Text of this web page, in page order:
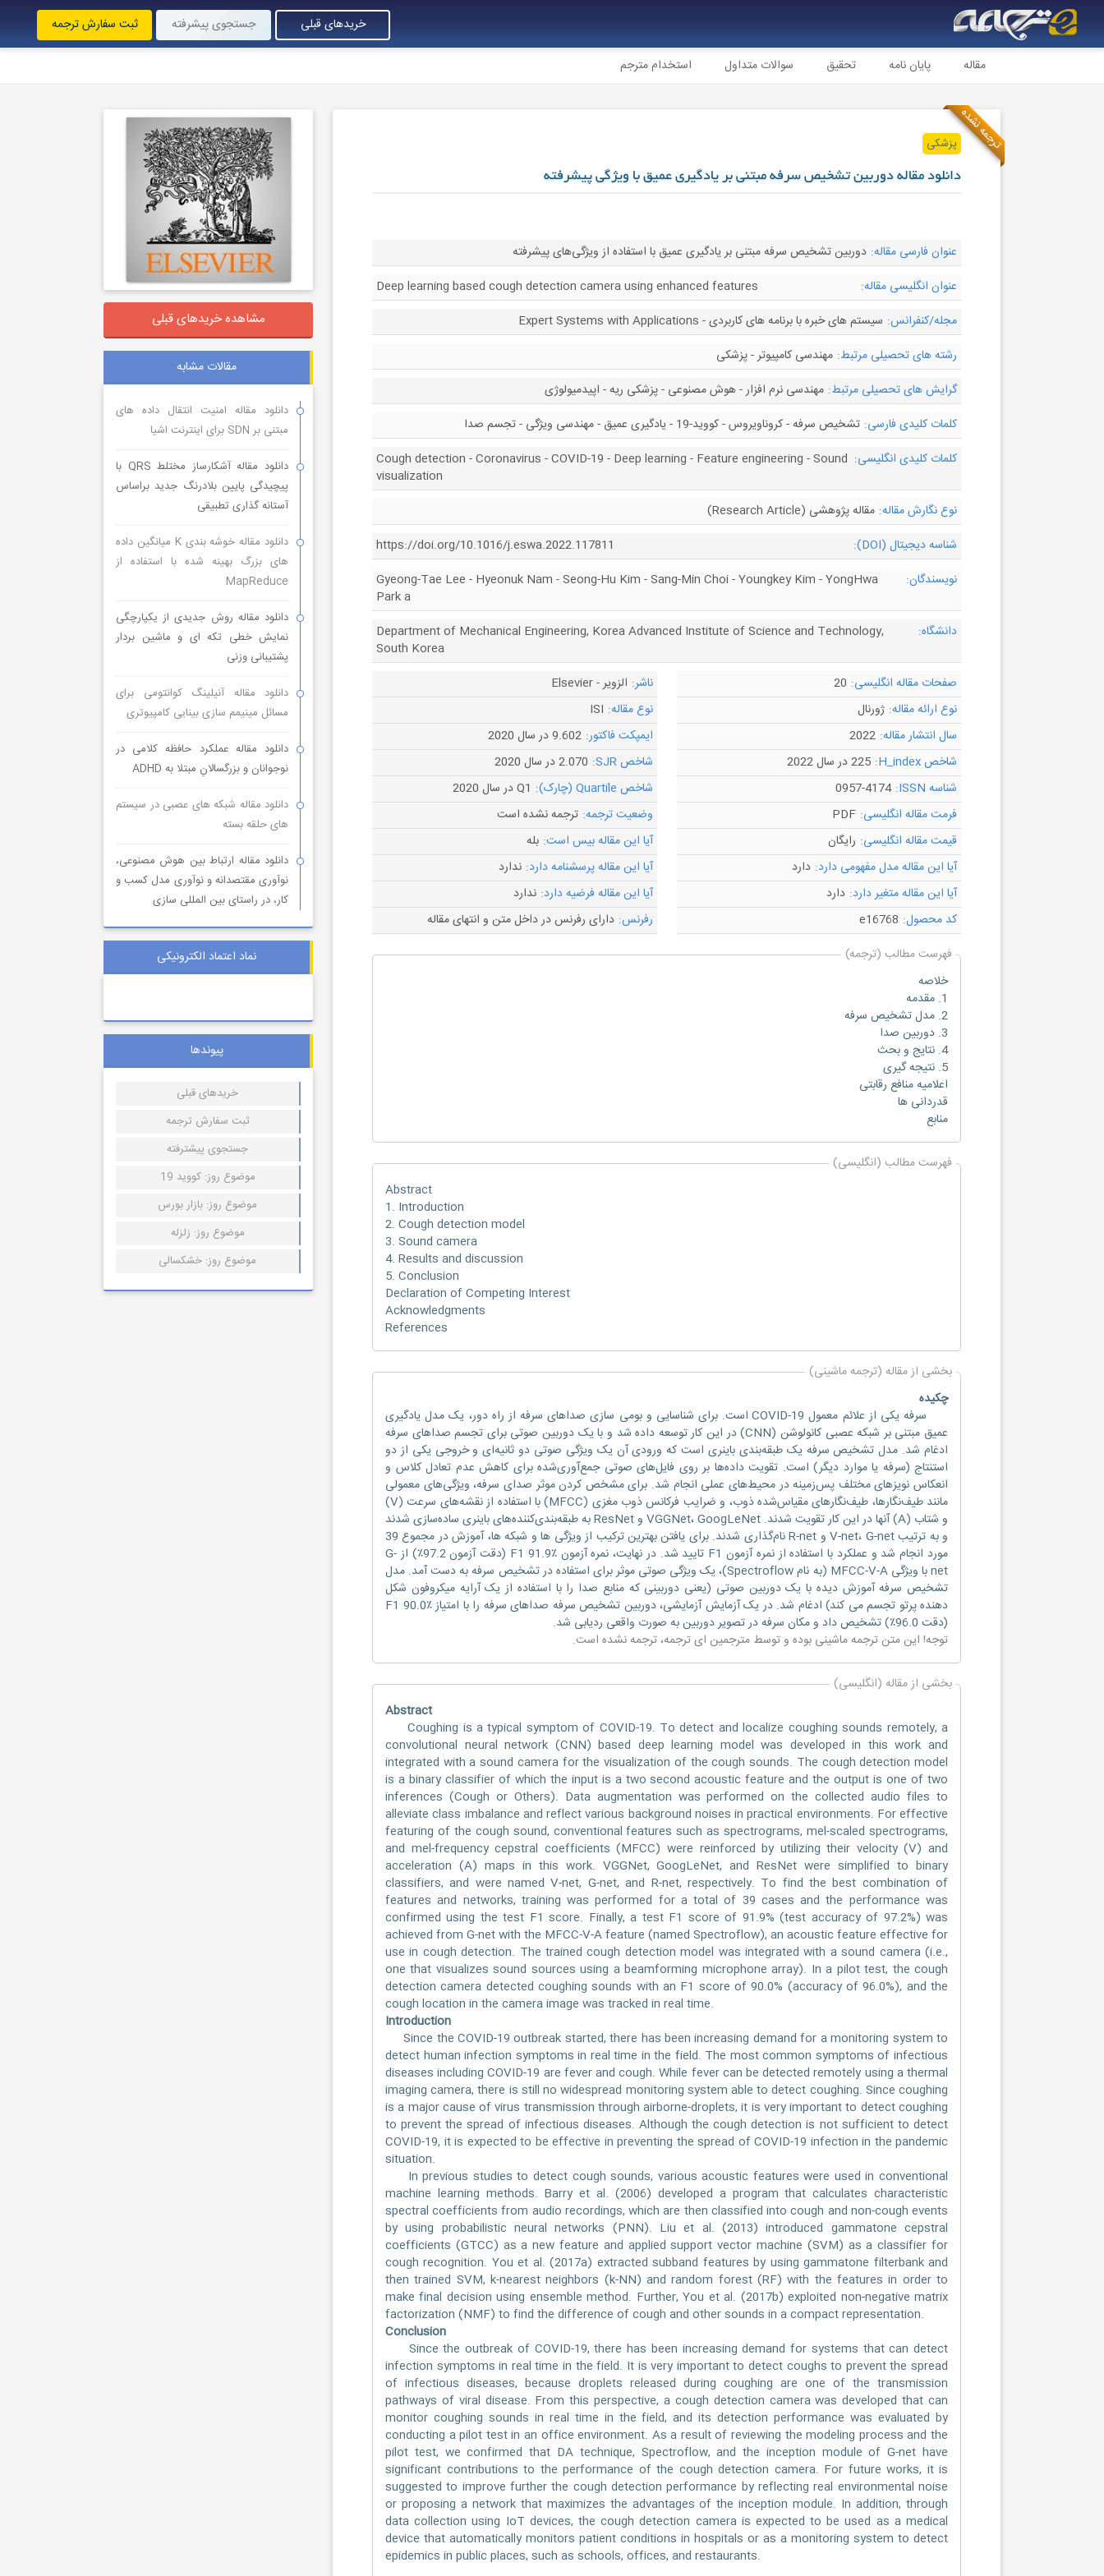
خریدهای قبلی جستجوی پیشرفته ثبت سفارش ترجمه
مقاله پایان نامه تحقیق سوالات متداول استخدام مترجم
ترجمه نشدهپزشکی
دانلود مقاله دوربین تشخیص سرفه مبتنی بر یادگیری عمیق با ویژگی‌ پیشرفته
عنوان فارسی مقاله: دوربین تشخیص سرفه مبتنی بر یادگیری عمیق با استفاده از ویژگی‌های پیشرفته
عنوان انگلیسی مقاله:
Deep learning based cough detection camera using enhanced features
مجله/کنفرانس: سیستم های خبره با برنامه های کاربردی - Expert Systems with Applications
رشته های تحصیلی مرتبط: مهندسی کامپیوتر - پزشکی
گرایش های تحصیلی مرتبط: مهندسی نرم افزار - هوش مصنوعی - پزشکی ریه - اپیدمیولوژی
کلمات کلیدی فارسی: تشخیص سرفه - کروناویروس - کووید-19 - یادگیری عمیق - مهندسی ویژگی - تجسم صدا
کلمات کلیدی انگلیسی: Cough detection - Coronavirus - COVID-19 - Deep learning - Feature engineering - Sound
visualization
نوع نگارش مقاله: مقاله پژوهشی (Research Article)
شناسه دیجیتال (DOI):
https://doi.org/10.1016/j.eswa.2022.117811
نویسندگان:
Gyeong-Tae Lee - Hyeonuk Nam - Seong-Hu Kim - Sang-Min Choi - Youngkey Kim - YongHwa
Park a
دانشگاه:
Department of Mechanical Engineering, Korea Advanced Institute of Science and Technology,
South Korea
صفحات مقاله انگلیسی: 20 ناشر: الزویر - Elsevier
نوع ارائه مقاله: ژورنال نوع مقاله: ISI
سال انتشار مقاله: 2022 ایمپکت فاکتور: 9.602 در سال 2020
شاخص H_index:
225 در سال 2022 شاخص SJR:
2.070 در سال 2020
شناسه ISSN:
0957-4174 شاخص Quartile (چارک):
Q1 در سال 2020
فرمت مقاله انگلیسی: PDF وضعیت ترجمه: ترجمه نشده است
قیمت مقاله انگلیسی: رایگان آیا این مقاله بیس است: بله
آیا این مقاله مدل مفهومی دارد: دارد آیا این مقاله پرسشنامه دارد: ندارد
آیا این مقاله متغیر دارد: دارد آیا این مقاله فرضیه دارد: ندارد
کد محصول: e16768 رفرنس: دارای رفرنس در داخل متن و انتهای مقاله
فهرست مطالب (ترجمه)
خلاصه
1. مقدمه
2. مدل تشخیص سرفه
3. دوربین صدا
4. نتایج و بحث
5. نتیجه گیری
اعلامیه منافع رقابتی
قدردانی ها
منابع
فهرست مطالب (انگلیسی)
Abstract
1. Introduction
2. Cough detection model
3. Sound camera
4. Results and discussion
5. Conclusion
Declaration of Competing Interest
Acknowledgments
References
بخشی از مقاله (ترجمه ماشینی)
چکیده
سرفه یکی از علائم معمول COVID-19 است. برای شناسایی و بومی سازی صداهای سرفه از راه دور، یک مدل یادگیری
عمیق مبتنی بر شبکه عصبی کانولوشن (CNN) در این کار توسعه داده شد و با یک دوربین صوتی برای تجسم صداهای سرفه
ادغام شد. مدل تشخیص سرفه یک طبقه‌بندی باینری است که ورودی آن یک ویژگی صوتی دو ثانیه‌ای و خروجی یکی از دو
استنتاج (سرفه یا موارد دیگر) است. تقویت داده‌ها بر روی فایل‌های صوتی جمع‌آوری‌شده برای کاهش عدم تعادل کلاس و
انعکاس نویزهای مختلف پس‌زمینه در محیط‌های عملی انجام شد. برای مشخص کردن موثر صدای سرفه، ویژگی‌های معمولی
مانند طیف‌نگارها، طیف‌نگارهای مقیاس‌شده ذوب، و ضرایب فرکانس ذوب مغزی (MFCC) با استفاده از نقشه‌های سرعت (V)
و شتاب (A) آنها در این کار تقویت شدند. VGGNet، GoogLeNet و ResNet به طبقه‌بندی‌کننده‌های باینری ساده‌سازی شدند
و به ترتیب V-net، G-net و R-net نام‌گذاری شدند. برای یافتن بهترین ترکیب از ویژگی ها و شبکه ها، آموزش در مجموع 39
مورد انجام شد و عملکرد با استفاده از نمره آزمون F1 تایید شد. در نهایت، نمره آزمون F1 91.9٪ (دقت آزمون 97.2٪) از G-
net با ویژگی MFCC-V-A (به نام Spectroflow)، یک ویژگی صوتی موثر برای استفاده در تشخیص سرفه به دست آمد. مدل
تشخیص سرفه آموزش دیده با یک دوربین صوتی (یعنی دوربینی که منابع صدا را با استفاده از یک آرایه میکروفون شکل
دهنده پرتو تجسم می کند) ادغام شد. در یک آزمایش آزمایشی، دوربین تشخیص سرفه صداهای سرفه را با امتیاز F1 90.0٪
(دقت 96.0٪) تشخیص داد و مکان سرفه در تصویر دوربین به صورت واقعی ردیابی شد.
توجه! این متن ترجمه ماشینی بوده و توسط مترجمین ای ترجمه، ترجمه نشده است.
بخشی از مقاله (انگلیسی)
Abstract
Coughing is a typical symptom of COVID-19. To detect and localize coughing sounds remotely, a
convolutional neural network (CNN) based deep learning model was developed in this work and
integrated with a sound camera for the visualization of the cough sounds. The cough detection model
is a binary classifier of which the input is a two second acoustic feature and the output is one of two
inferences (Cough or Others). Data augmentation was performed on the collected audio files to
alleviate class imbalance and reflect various background noises in practical environments. For effective
featuring of the cough sound, conventional features such as spectrograms, mel-scaled spectrograms,
and mel-frequency cepstral coefficients (MFCC) were reinforced by utilizing their velocity (V) and
acceleration (A) maps in this work. VGGNet, GoogLeNet, and ResNet were simplified to binary
classifiers, and were named V-net, G-net, and R-net, respectively. To find the best combination of
features and networks, training was performed for a total of 39 cases and the performance was
confirmed using the test F1 score. Finally, a test F1 score of 91.9% (test accuracy of 97.2%) was
achieved from G-net with the MFCC-V-A feature (named Spectroflow), an acoustic feature effective for
use in cough detection. The trained cough detection model was integrated with a sound camera (i.e.,
one that visualizes sound sources using a beamforming microphone array). In a pilot test, the cough
detection camera detected coughing sounds with an F1 score of 90.0% (accuracy of 96.0%), and the
cough location in the camera image was tracked in real time.
Introduction
Since the COVID-19 outbreak started, there has been increasing demand for a monitoring system to
detect human infection symptoms in real time in the field. The most common symptoms of infectious
diseases including COVID-19 are fever and cough. While fever can be detected remotely using a thermal
imaging camera, there is still no widespread monitoring system able to detect coughing. Since coughing
is a major cause of virus transmission through airborne-droplets, it is very important to detect coughing
to prevent the spread of infectious diseases. Although the cough detection is not sufficient to detect
COVID-19, it is expected to be effective in preventing the spread of COVID-19 infection in the pandemic
situation.
In previous studies to detect cough sounds, various acoustic features were used in conventional
machine learning methods. Barry et al. (2006) developed a program that calculates characteristic
spectral coefficients from audio recordings, which are then classified into cough and non-cough events
by using probabilistic neural networks (PNN). Liu et al. (2013) introduced gammatone cepstral
coefficients (GTCC) as a new feature and applied support vector machine (SVM) as a classifier for
cough recognition. You et al. (2017a) extracted subband features by using gammatone filterbank and
then trained SVM, k-nearest neighbors (k-NN) and random forest (RF) with the features in order to
make final decision using ensemble method. Further, You et al. (2017b) exploited non-negative matrix
factorization (NMF) to find the difference of cough and other sounds in a compact representation.
Conclusion
Since the outbreak of COVID-19, there has been increasing demand for systems that can detect
infection symptoms in real time in the field. It is very important to detect coughs to prevent the spread
of infectious diseases, because droplets released during coughing are one of the transmission
pathways of viral disease. From this perspective, a cough detection camera was developed that can
monitor coughing sounds in real time in the field, and its detection performance was evaluated by
conducting a pilot test in an office environment. As a result of reviewing the modeling process and the
pilot test, we confirmed that DA technique, Spectroflow, and the inception module of G-net have
significant contributions to the performance of the cough detection camera. For future works, it is
suggested to improve further the cough detection performance by reflecting real environmental noise
or proposing a network that maximizes the advantages of the inception module. In addition, through
data collection using IoT devices, the cough detection camera is expected to be used as a medical
device that automatically monitors patient conditions in hospitals or as a monitoring system to detect
epidemics in public places, such as schools, offices, and restaurants.
مشاهده خریدهای قبلی
مقالات مشابه
دانلود مقاله امنیت انتقال داده های
مبتنی بر SDN برای اینترنت اشیا
دانلود مقاله آشکارساز مختلط QRS با
پیچیدگی پایین بلادرنگ جدید براساس
آستانه گذاری تطبیقی
دانلود مقاله خوشه بندی K میانگین داده
های بزرگ بهینه شده با استفاده از
MapReduce
دانلود مقاله روش جدیدی از یکپارچگی
نمایش خطی تکه ای و ماشین بردار
پشتیبانی وزنی
دانلود مقاله آنیلینگ کوانتومی برای
مسائل مینیمم سازی بینایی کامپیوتری
دانلود مقاله عملکرد حافظه کلامی در
نوجوانان و بزرگسالانِ مبتلا به ADHD
دانلود مقاله شبکه های عصبی در سیستم
های حلقه بسته
دانلود مقاله ارتباط بین هوش مصنوعی،
نوآوری مقتصدانه و نوآوری مدل کسب و
کار، در راستای بین المللی سازی
نماد اعتماد الکترونیکی
پیوندها
خریدهای قبلی
ثبت سفارش ترجمه
جستجوی پیشترفته
موضوع روز: کووید 19
موضوع روز: بازار بورس
موضوع روز: زلزله
موضوع روز: خشکسالی